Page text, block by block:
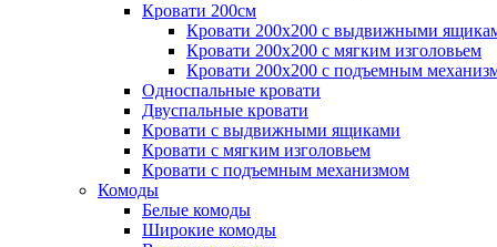
Кровати 200см
Кровати 200х200 с выдвижными
Кровати 200х200 с мягким изголовьем
Кровати 200х200 с подъемным
Односпальные кровати
Двуспальные кровати
Кровати с выдвижными ящиками
Кровати с мягким изголовьем
Кровати с подъемным механизмом
Комоды
Белые комоды
Широкие комоды